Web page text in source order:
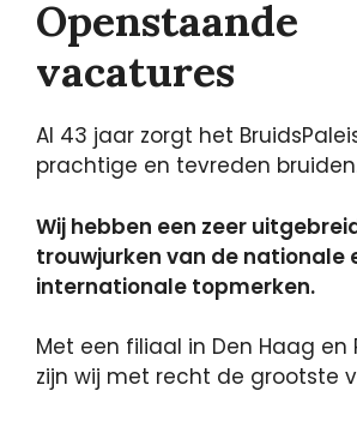
Openstaande
vacatures
Al 43 jaar zorgt het
prachtige en tevreden
Wij hebben een zeer
trouwjurken van de nationale
internationale topmerken.
Met een filiaal in Den Haag en
zijn wij met recht de grootste